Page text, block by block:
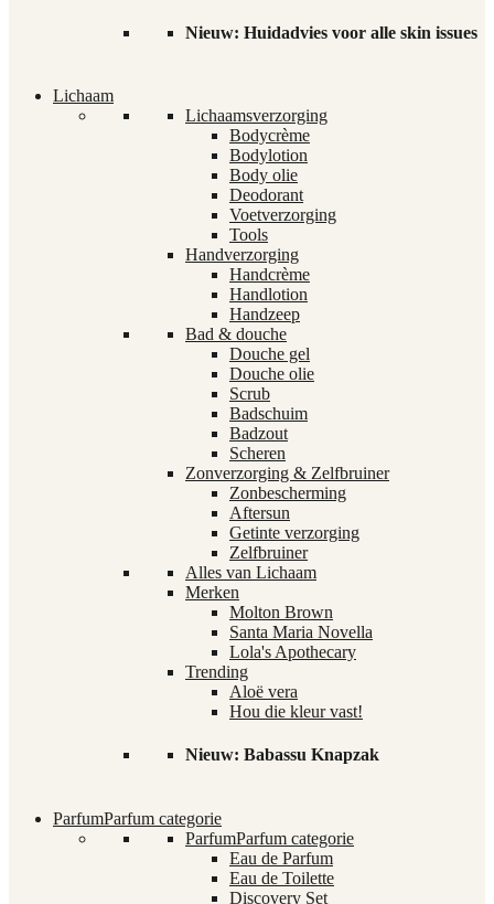
Nieuw: Huidadvies voor alle skin issues
Lichaam
Lichaamsverzorging
Bodycrème
Bodylotion
Body olie
Deodorant
Voetverzorging
Tools
Handverzorging
Handcrème
Handlotion
Handzeep
Bad & douche
Douche gel
Douche olie
Scrub
Badschuim
Badzout
Scheren
Zonverzorging & Zelfbruiner
Zonbescherming
Aftersun
Getinte verzorging
Zelfbruiner
Alles van Lichaam
Merken
Molton Brown
Santa Maria Novella
Lola's Apothecary
Trending
Aloë vera
Hou die kleur vast!
Nieuw: Babassu Knapzak
ParfumParfum categorie
ParfumParfum categorie
Eau de Parfum
Eau de Toilette
Discovery Set